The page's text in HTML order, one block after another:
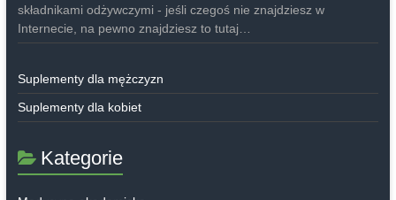
składnikami odżywczymi - jeśli czegoś nie znajdziesz w
Internecie, na pewno znajdziesz to tutaj…
Suplementy dla mężczyzn
Suplementy dla kobiet
Kategorie